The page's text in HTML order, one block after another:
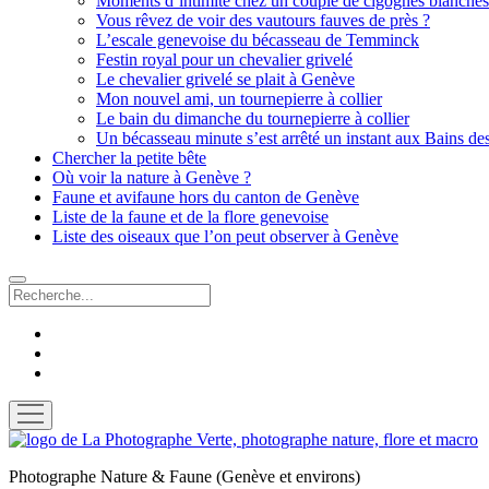
Vous rêvez de voir des vautours fauves de près ?
L’escale genevoise du bécasseau de Temminck
Festin royal pour un chevalier grivelé
Le chevalier grivelé se plait à Genève
Mon nouvel ami, un tournepierre à collier
Le bain du dimanche du tournepierre à collier
Un bécasseau minute s’est arrêté un instant aux Bains
Chercher la petite bête
Où voir la nature à Genève ?
Faune et avifaune hors du canton de Genève
Liste de la faune et de la flore genevoise
Liste des oiseaux que l’on peut observer à Genève
Recherche
ouvrir
menu
La
Verte
Photographe Nature & Faune (Genève et environs)